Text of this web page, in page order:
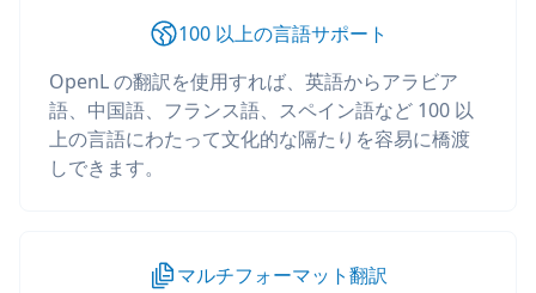
100 以上の言語サポート
OpenL の翻訳を使用すれば、英語からアラビア
語、中国語、フランス語、スペイン語など 100 以
上の言語にわたって文化的な隔たりを容易に橋渡
しできます。
マルチフォーマット翻訳